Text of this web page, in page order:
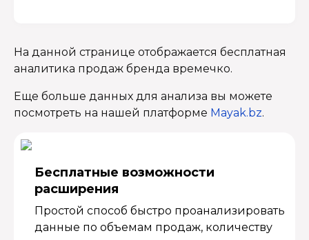
На данной странице отображается бесплатная
аналитика продаж бренда времечко.
Еще больше данных для анализа вы можете
посмотреть на нашей платформе Mayak.bz.
Бесплатные возмож­ности
расширения
Простой способ быстро проанализировать
данные по объемам продаж, количеству